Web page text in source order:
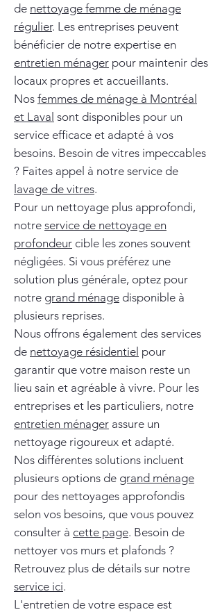
de nettoyage femme de ménage
régulier. Les entreprises peuvent
bénéficier de notre expertise en
entretien ménager pour maintenir des
locaux propres et accueillants.
Nos femmes de ménage à Montréal
et Laval sont disponibles pour un
service efficace et adapté à vos
besoins. Besoin de vitres impeccables
? Faites appel à notre service de
lavage de vitres.
Pour un nettoyage plus approfondi,
notre service de nettoyage en
profondeur cible les zones souvent
négligées. Si vous préférez une
solution plus générale, optez pour
notre grand ménage disponible à
plusieurs reprises.
Nous offrons également des services
de nettoyage résidentiel pour
garantir que votre maison reste un
lieu sain et agréable à vivre. Pour les
entreprises et les particuliers, notre
entretien ménager assure un
nettoyage rigoureux et adapté.
Nos différentes solutions incluent
plusieurs options de grand ménage
pour des nettoyages approfondis
selon vos besoins, que vous pouvez
consulter à cette page. Besoin de
nettoyer vos murs et plafonds ?
Retrouvez plus de détails sur notre
service ici.
L'entretien de votre espace est